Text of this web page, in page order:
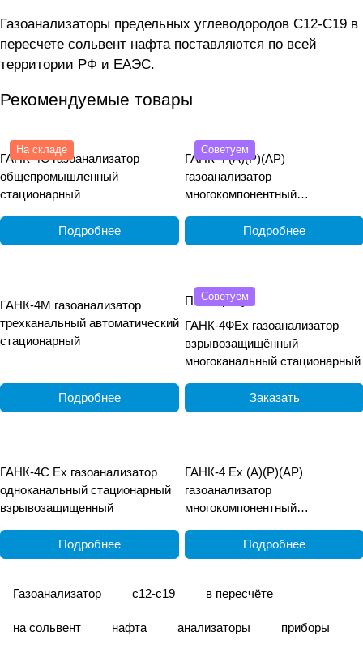
Газоанализаторы предельных углеводородов С12-С19 в
пересчете сольвент нафта поставляются по всей
территории РФ и ЕАЭС.
Рекомендуемые товары
На складе
ГАНК-4С газоанализатор
общепромышленный
стационарный
Подробнее
Советуем
ГАНК-4 (А)(Р)(АР)
газоанализатор
многокомпонентный
переноснойПодробнее
ГАНК-4М газоанализатор
трехканальный автоматический
стационарный
Подробнее
Советуем
По запросу
ГАНК-4ФEx газоанализатор
взрывозащищённый
многоканальный стационарный
Заказать
ГАНК-4С Ех газоанализатор
одноканальный стационарный
взрывозащищенный
Подробнее
ГАНК-4 Ех (А)(Р)(АР)
газоанализатор
многокомпонентный
переноснойПодробнее
Газоанализатор c12-c19 в пересчёте
на сольвент нафта анализаторы приборы